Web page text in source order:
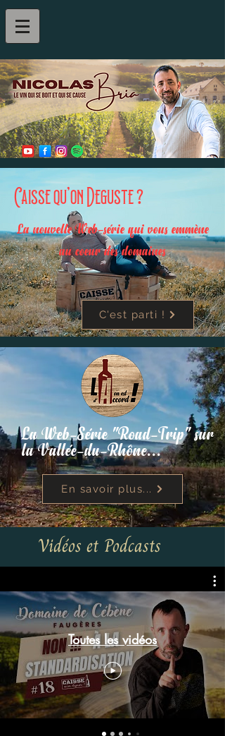
Caisse qu'on Deguste ?
La nouvelle Web-série qui vous emmène
au coeur des domaines
C'est parti !
La Web-Série "Road-Trip" sur
la Vallée-du-Rhône...
En savoir plus...
Vidéos et Podcasts
Toutes les vidéos